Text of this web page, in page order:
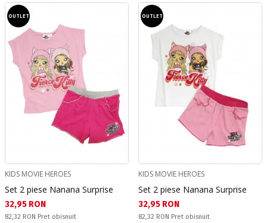
OUTLET
KIDS MOVIE HEROES
Set 2 piese Nanana Surprise
Текуща цена:
32,95 RON
Pret obisnuit:
82,32 RON Pret obisnuit
OUTLET
KIDS MOVIE HEROES
Set 2 piese Nanana Surprise
Текуща цена:
32,95 RON
Pret obisnuit:
82,32 RON Pret obisnuit